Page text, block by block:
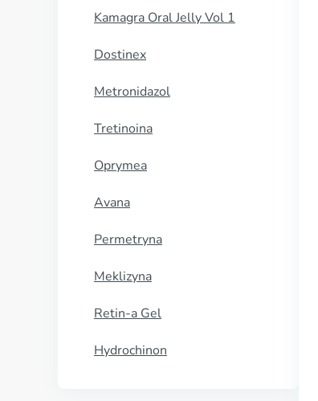
Kamagra Oral Jelly Vol 1
Dostinex
Metronidazol
Tretinoina
Oprymea
Avana
Permetryna
Meklizyna
Retin-a Gel
Hydrochinon